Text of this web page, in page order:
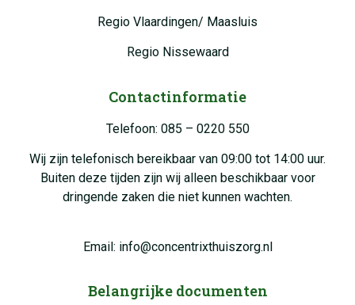
Regio Vlaardingen/ Maasluis
Regio Nissewaard
Contactinformatie
Telefoon: 085 – 0220 550
Wij zijn telefonisch bereikbaar van 09:00 tot 14:00 uur.
Buiten deze tijden zijn wij alleen beschikbaar voor
dringende zaken die niet kunnen wachten.
Email: info@concentrixthuiszorg.nl
Belangrijke documenten